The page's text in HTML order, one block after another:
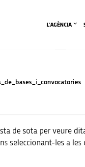
L'AGÈNCIA
de sota per veure
seleccionant-les a